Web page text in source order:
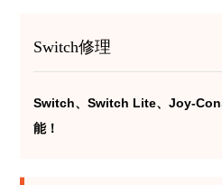
Switch修理
Switch、Switch Lite、Joy-Con
能！